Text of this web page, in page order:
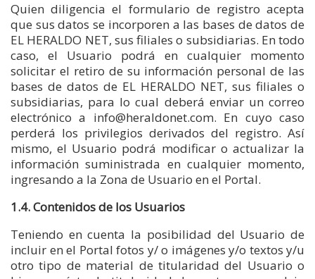
Quien diligencia el formulario de registro acepta
que sus datos se incorporen a las bases de datos de
EL HERALDO NET, sus filiales o subsidiarias. En todo
caso, el Usuario podrá en cualquier momento
solicitar el retiro de su información personal de las
bases de datos de EL HERALDO NET, sus filiales o
subsidiarias, para lo cual deberá enviar un correo
electrónico a info@heraldonet.com. En cuyo caso
perderá los privilegios derivados del registro. Así
mismo, el Usuario podrá modificar o actualizar la
información suministrada en cualquier momento,
ingresando a la Zona de Usuario en el Portal.
1.4. Contenidos de los Usuarios
Teniendo en cuenta la posibilidad del Usuario de
incluir en el Portal fotos y/ o imágenes y/o textos y/u
otro tipo de material de titularidad del Usuario o